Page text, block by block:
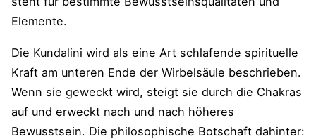
Elemente.
Die Kundalini wird als eine Art schlafende spirituelle
Kraft am unteren Ende der Wirbelsäule beschrieben.
Wenn sie geweckt wird, steigt sie durch die Chakras
auf und erweckt nach und nach höheres
Bewusstsein. Die philosophische Botschaft dahinter: